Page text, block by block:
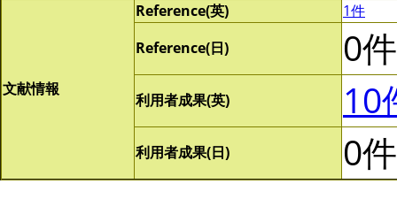
文献情報
Reference(英)
1件
Reference(日)
0件
利用者成果(英) 10
利用者成果(日) 0件